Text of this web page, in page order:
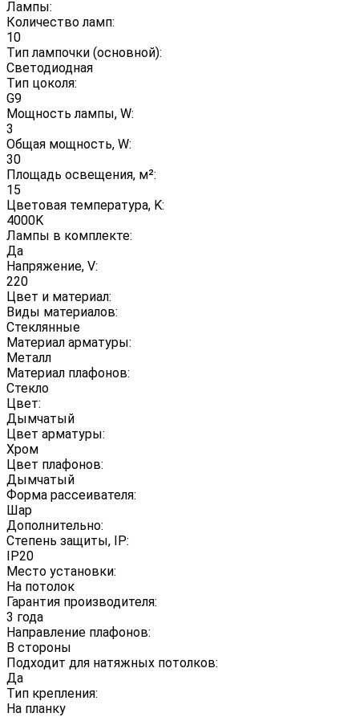
Лампы:
Количество ламп:
10
Тип лампочки (основной):
Светодиодная
Тип цоколя:
G9
Мощность лампы, W:
3
Общая мощность, W:
30
Площадь освещения, м²:
15
Цветовая температура, K:
4000K
Лампы в комплекте:
Да
Напряжение, V:
220
Цвет и материал:
Виды материалов:
Стеклянные
Материал арматуры:
Металл
Материал плафонов:
Стекло
Цвет:
Дымчатый
Цвет арматуры:
Хром
Цвет плафонов:
Дымчатый
Форма рассеивателя:
Шар
Дополнительно:
Степень защиты, IP:
IP20
Место установки:
На потолок
Гарантия производителя:
3 года
Направление плафонов:
В стороны
Подходит для натяжных потолков:
Да
Тип крепления:
На планку